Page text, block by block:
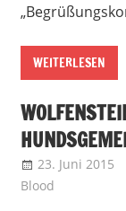
WEITERLESEN
23. Juni 2015
Blood